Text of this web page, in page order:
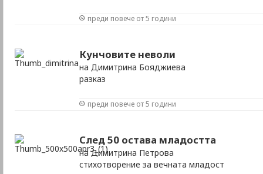
преди повече от 5 години
Кунчовите неволи
на Димитрина Бояджиева
разказ
преди повече от 5 години
След 50 остава младостта
на Димитрина Петрова
стихотворение за вечната младост